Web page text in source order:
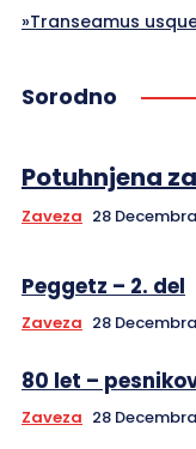
»Transeamus
Sorodno
Potuhnjena
Zaveza 28
Peggetz – 2. del
Zaveza 28
80 let –
Zaveza 28